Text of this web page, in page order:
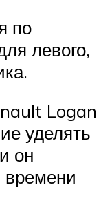
по
левого,
Logan
уделять
он
времени